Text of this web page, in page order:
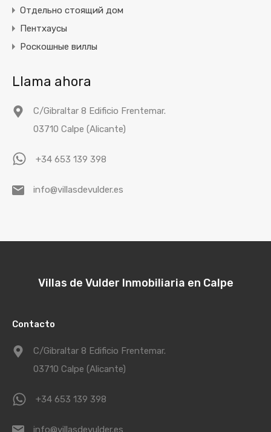
Отдельно стоящий дом
Пентхаусы
Роскошные виллы
Llama ahora
C/Gibraltar 8 Edificio Frentemar.
03710 Calpe (Alicante)
+34 653 139 398
info@villasdevulder.es
Villas de Vulder Inmobiliaria en Calpe
Contacto
C/Gibraltar 8 Edificio Frentemar.
03710 Calpe (Alicante)
+34 653 139 398
info@villasdevulder.es